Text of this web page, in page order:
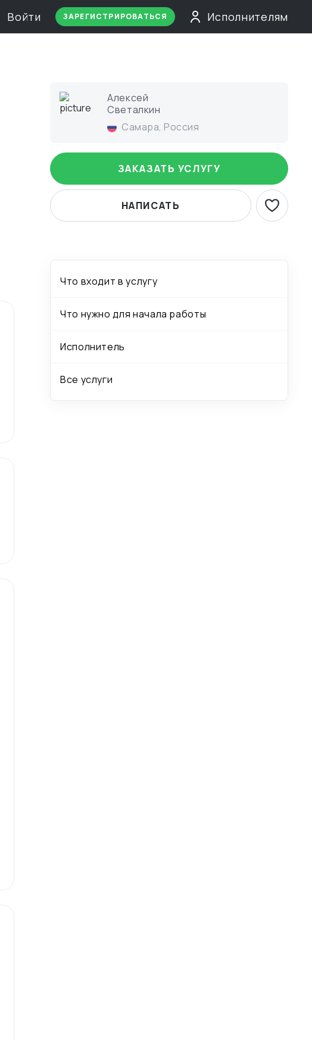
Войти ЗАРЕГИСТРИРОВАТЬСЯ Исполнителям
Алексей
Светалкин
Самара, Россия
ЗАКАЗАТЬ УСЛУГУ
НАПИСАТЬ
Что входит в услугу
Что нужно для начала работы
Исполнитель
Все услуги